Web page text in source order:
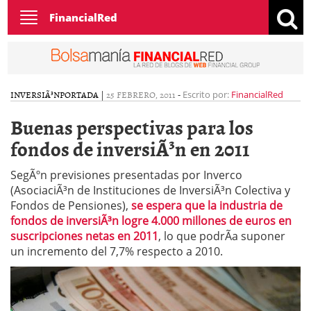
Toggle
navigation
FinancialRed
INVERSIÃ³NPORTADA | 25 FEBRERO, 2011 - Escrito por: FinancialRed
Buenas perspectivas para los
fondos de inversiÃ³n en 2011
SegÃºn previsiones presentadas por Inverco
(AsociaciÃ³n de Instituciones de InversiÃ³n Colectiva y
Fondos de Pensiones), se espera que la industria de
fondos de inversiÃ³n logre 4.000 millones de euros en
suscripciones netas en 2011, lo que podrÃ­a suponer
un incremento del 7,7% respecto a 2010.